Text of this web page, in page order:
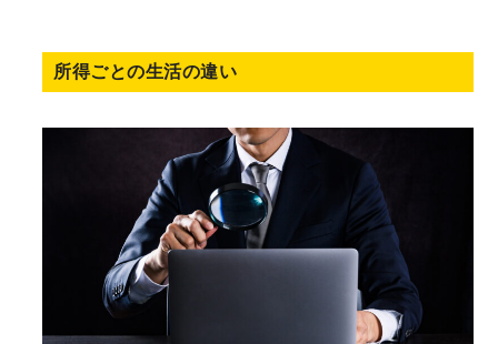
所得ごとの生活の違い